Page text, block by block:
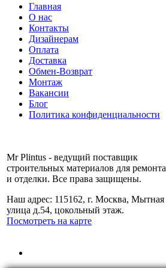
Главная
О нас
Контакты
Дизайнерам
Оплата
Доставка
Обмен-Возврат
Монтаж
Вакансии
Блог
Политика конфиденциальности
Mr Plintus - ведущий поставщик
строительных материалов для ремонта
и отделки. Все права защищены.
Наш адрес: 115162, г. Москва, Мытная
улица д.54, цокольный этаж.
Посмотреть на карте